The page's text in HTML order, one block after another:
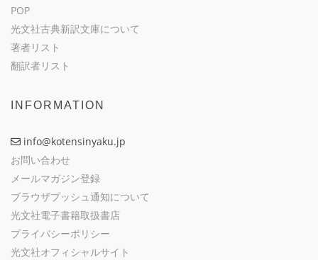
POP
光文社古典新訳文庫について
著者リスト
翻訳者リスト
INFORMATION
info@kotensinyaku.jp
お問い合わせ
メールマガジン登録
ブラウザプッシュ通知について
光文社電子書籍取扱書店
プライバシーポリシー
光文社オフィシャルサイト